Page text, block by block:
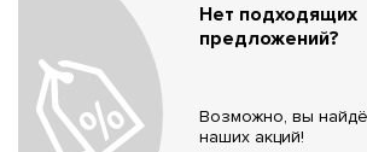
Нет подходящих
предложений?
Возможно, вы
наших акций!